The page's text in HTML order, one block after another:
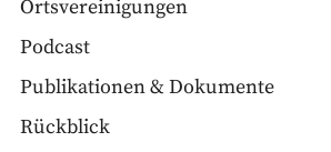
Ortsvereinigungen
Podcast
Publikationen & Dokumente
Rückblick